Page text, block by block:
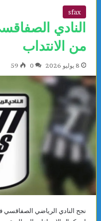
sfax
النادي
من الانتداب
8 يوليو 2026 0
59
نجح النادي الرياضي الصفاقسي